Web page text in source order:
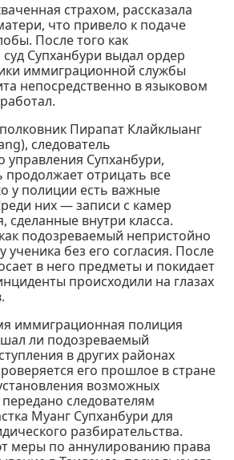
страхом, рассказала
что привело к подаче
После того как
Супханбури выдал ордер
иммиграционной службы
непосредственно в языковом
Пирапат Клайклыанг
следователь
Супханбури,
отрицать все
у полиции есть важные
них — записи с камер
сделанные внутри класса.
подозреваемый непристойно
ученика без его согласия. После
в него предметы и покидает
происходили на глазах
иммиграционная полиция
ли подозреваемый
в других районах
его прошлое в стране
возможных
следователям
Муанг Супханбури для
разбирательства.
меры по аннулированию права